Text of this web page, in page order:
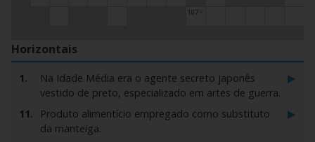
107
Horizontais
1.
Na Idade Média era o agente secreto japonês
vestido de preto, especializado em artes de guerra.
▶
11.
Produto alimentício empregado como substituto
da manteiga.
▶